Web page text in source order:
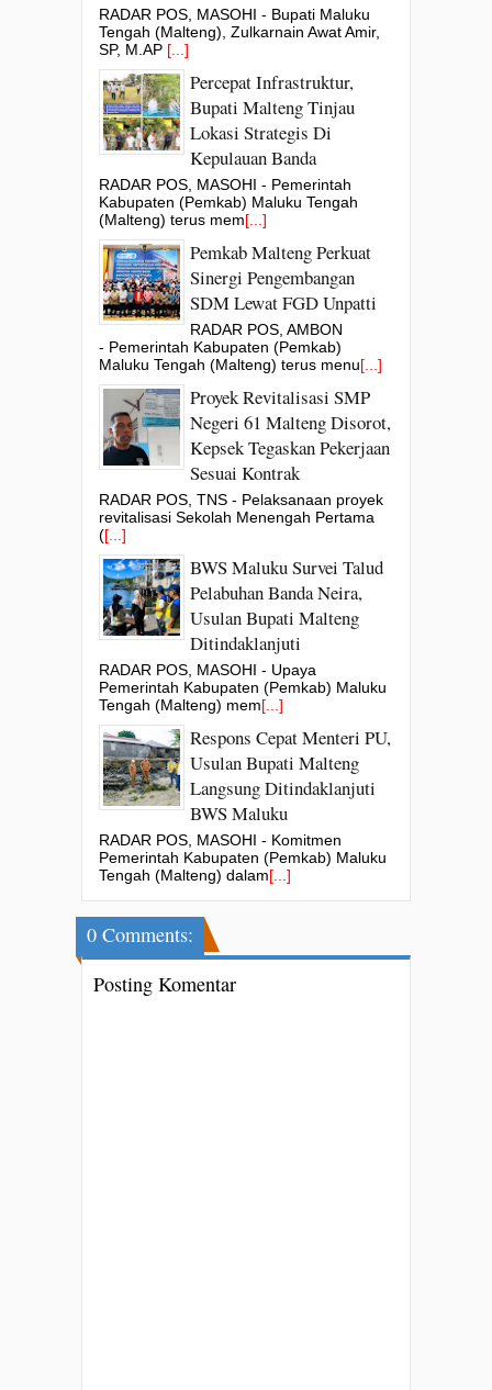
RADAR POS, MASOHI - Bupati Maluku
Tengah (Malteng), Zulkarnain Awat Amir,
SP, M.AP [...]
Percepat Infrastruktur,
Bupati Malteng Tinjau
Lokasi Strategis Di
Kepulauan Banda
RADAR POS, MASOHI - Pemerintah
Kabupaten (Pemkab) Maluku Tengah
(Malteng) terus mem[...]
Pemkab Malteng Perkuat
Sinergi Pengembangan
SDM Lewat FGD Unpatti
RADAR POS, AMBON
- Pemerintah Kabupaten (Pemkab)
Maluku Tengah (Malteng) terus menu[...]
Proyek Revitalisasi SMP
Negeri 61 Malteng Disorot,
Kepsek Tegaskan Pekerjaan
Sesuai Kontrak
RADAR POS, TNS - Pelaksanaan proyek
revitalisasi Sekolah Menengah Pertama
([...]
BWS Maluku Survei Talud
Pelabuhan Banda Neira,
Usulan Bupati Malteng
Ditindaklanjuti
RADAR POS, MASOHI - Upaya
Pemerintah Kabupaten (Pemkab) Maluku
Tengah (Malteng) mem[...]
Respons Cepat Menteri PU,
Usulan Bupati Malteng
Langsung Ditindaklanjuti
BWS Maluku
RADAR POS, MASOHI - Komitmen
Pemerintah Kabupaten (Pemkab) Maluku
Tengah (Malteng) dalam[...]
0 Comments:
Posting Komentar